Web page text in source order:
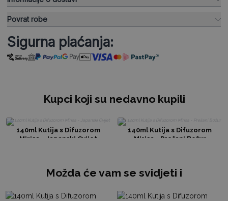
Povrat robe
Sigurna plaćanja:
Kupci koji su nedavno kupili
140ml Kutija s Difuzorom
Mirisa - Japanski Cvijet
140ml Kutija s Difuzorom
Mirisa - Prešani Božur
Možda će vam se svidjeti i